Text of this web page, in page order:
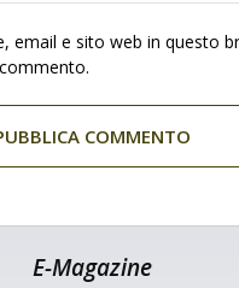
email e sito web in questo
E-Magazine